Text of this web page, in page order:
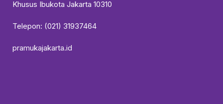
Khusus Ibukota Jakarta 10310
Telepon: (021) 31937464
pramukajakarta.id